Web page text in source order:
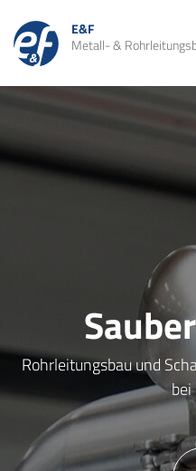
E&F
Metall- &
Datenschutz
Rohrleitungsbau und